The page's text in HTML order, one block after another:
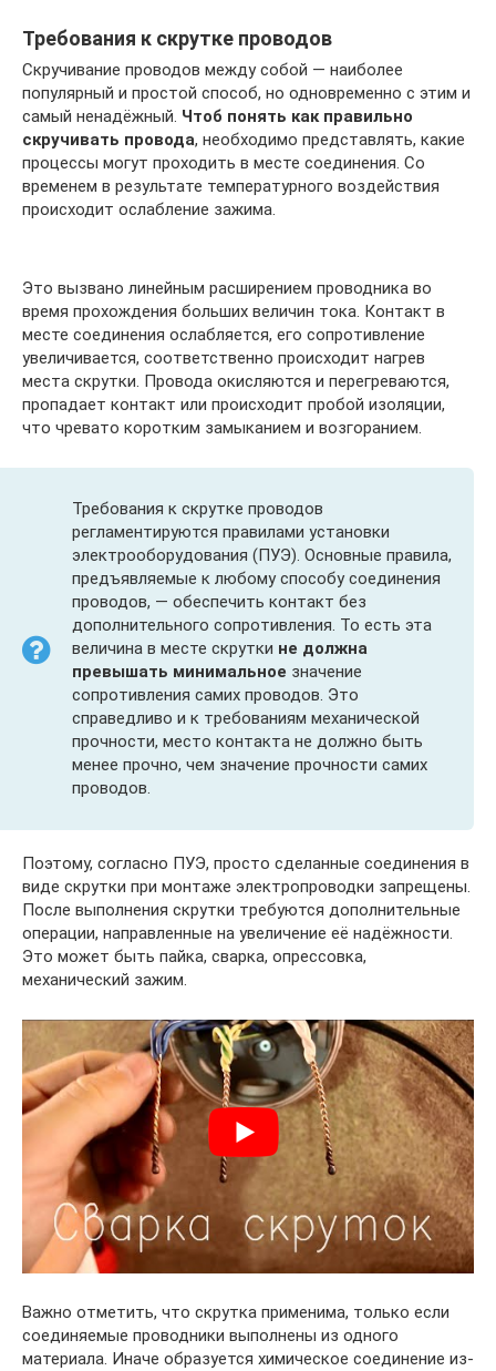
Требования к скрутке проводов
Скручивание проводов между собой — наиболее
популярный и простой способ, но одновременно с этим и
самый ненадёжный. Чтоб понять как правильно
скручивать провода, необходимо представлять, какие
процессы могут проходить в месте соединения. Со
временем в результате температурного воздействия
происходит ослабление зажима.
Это вызвано линейным расширением проводника во
время прохождения больших величин тока. Контакт в
месте соединения ослабляется, его сопротивление
увеличивается, соответственно происходит нагрев
места скрутки. Провода окисляются и перегреваются,
пропадает контакт или происходит пробой изоляции,
что чревато коротким замыканием и возгоранием.
Требования к скрутке проводов
регламентируются правилами установки
электрооборудования (ПУЭ). Основные правила,
предъявляемые к любому способу соединения
проводов, — обеспечить контакт без
дополнительного сопротивления. То есть эта
величина в месте скрутки не должна
превышать минимальное значение
сопротивления самих проводов. Это
справедливо и к требованиям механической
прочности, место контакта не должно быть
менее прочно, чем значение прочности самих
проводов.
Поэтому, согласно ПУЭ, просто сделанные соединения в
виде скрутки при монтаже электропроводки запрещены.
После выполнения скрутки требуются дополнительные
операции, направленные на увеличение её надёжности.
Это может быть пайка, сварка, опрессовка,
механический зажим.
Важно отметить, что скрутка применима, только если
соединяемые проводники выполнены из одного
материала. Иначе образуется химическое соединение из-